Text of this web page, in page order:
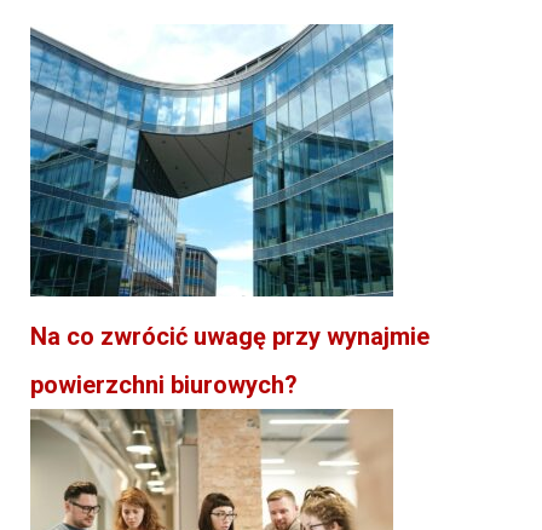
Na co zwrócić uwagę przy wynajmie
powierzchni biurowych?